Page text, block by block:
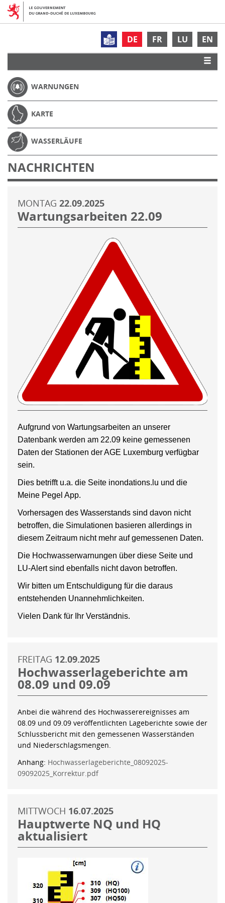
DE FR LU EN
WARNUNGEN
KARTE
WASSERLÄUFE
NACHRICHTEN
MONTAG 22.09.2025
Wartungsarbeiten 22.09
Aufgrund von Wartungsarbeiten an unserer
Datenbank werden am 22.09 keine gemessenen
Daten der Stationen der AGE Luxemburg verfügbar
sein.
Dies betrifft u.a. die Seite inondations.lu und die
Meine Pegel App.
Vorhersagen des Wasserstands sind davon nicht
betroffen, die Simulationen basieren allerdings in
diesem Zeitraum nicht mehr auf gemessenen Daten.
Die Hochwasserwarnungen über diese Seite und
LU-Alert sind ebenfalls nicht davon betroffen.
Wir bitten um Entschuldigung für die daraus
entstehenden Unannehmlichkeiten.
Vielen Dank für Ihr Verständnis.
FREITAG 12.09.2025
Hochwasserlageberichte am
08.09 und 09.09
Anbei die während des Hochwasserereignisses am
08.09 und 09.09 veröffentlichten Lageberichte sowie der
Schlussbericht mit den gemessenen Wasserständen
und Niederschlagsmengen.
Anhang: Hochwasserlageberichte_08092025-
09092025_Korrektur.pdf
MITTWOCH 16.07.2025
Hauptwerte NQ und HQ
aktualisiert